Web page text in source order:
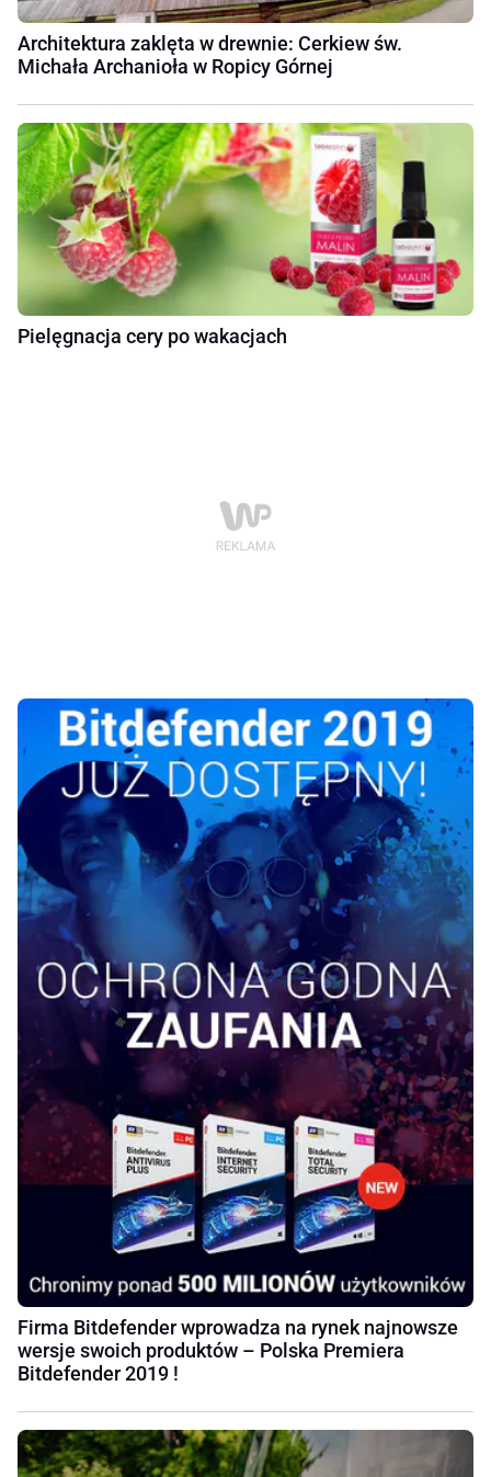
Architektura zaklęta w drewnie: Cerkiew św.
Michała Archanioła w Ropicy Górnej
Pielęgnacja cery po wakacjach
Firma Bitdefender wprowadza na rynek najnowsze
wersje swoich produktów – Polska Premiera
Bitdefender 2019 !